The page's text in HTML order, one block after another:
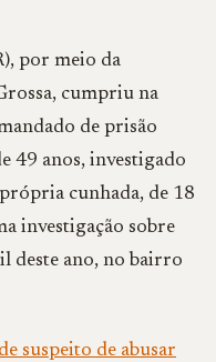
por meio da
cumpriu na
de prisão
49 anos, investigado
cunhada, de 18
investigação sobre
deste ano, no bairro
suspeito de abusar